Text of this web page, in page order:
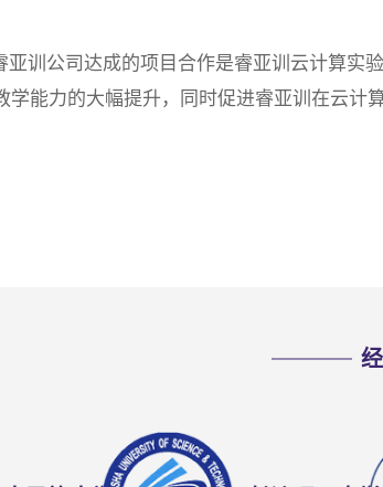
亚训公司达成的项目合作是睿亚训云计算实
学能力的大幅提升，同时促进睿亚训在云计